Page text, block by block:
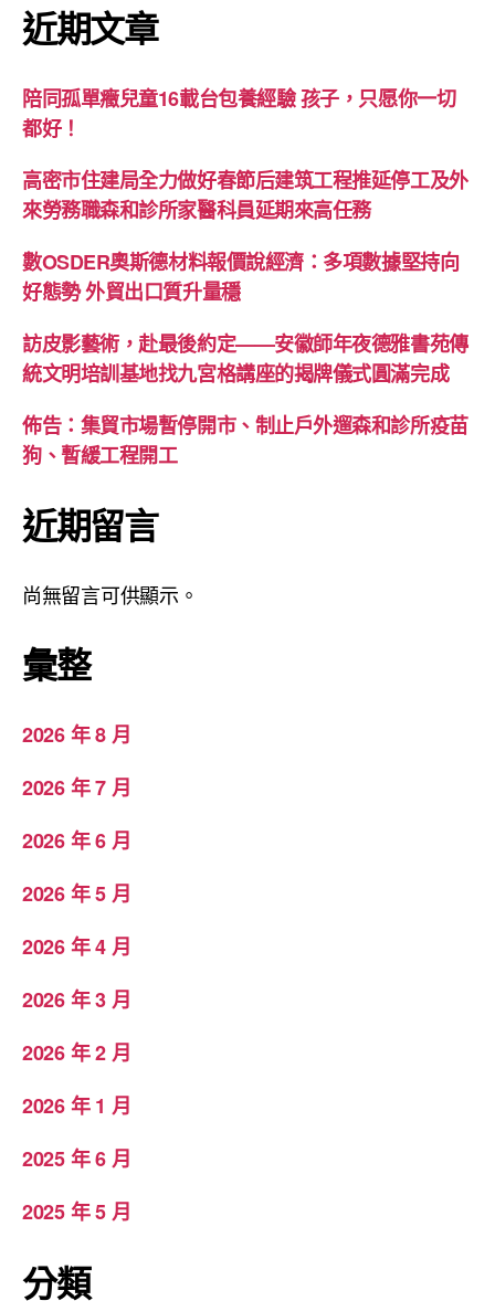
近期文章
陪同孤單癥兒童16載台包養經驗 孩子，只愿你一切
都好！
高密市住建局全力做好春節后建筑工程推延停工及外
來勞務職森和診所家醫科員延期來高任務
數OSDER奧斯德材料報價說經濟：多項數據堅持向
好態勢 外貿出口質升量穩
訪皮影藝術，赴最後約定——安徽師年夜德雅書苑傳
統文明培訓基地找九宮格講座的揭牌儀式圓滿完成
佈告：集貿市場暫停開市、制止戶外遛森和診所疫苗
狗、暫緩工程開工
近期留言
尚無留言可供顯示。
彙整
2026 年 8 月
2026 年 7 月
2026 年 6 月
2026 年 5 月
2026 年 4 月
2026 年 3 月
2026 年 2 月
2026 年 1 月
2025 年 6 月
2025 年 5 月
分類